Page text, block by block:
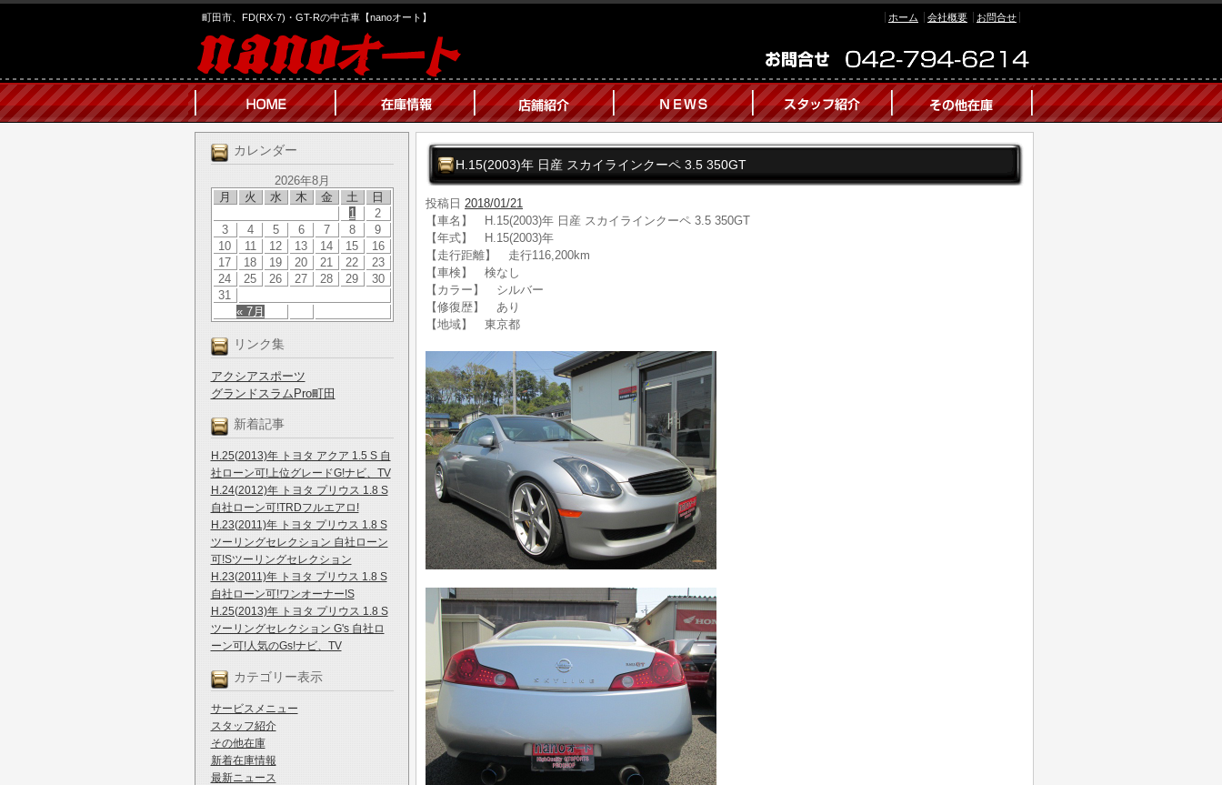
町田市、FD(RX-7)・GT-Rの中古車【nanoオート】 ホーム 会社概要 お問合せ
カレンダー
2026年8月
月
火 水 木 金 土 日
« 7月
1
2
3
4 5 6 7 8
9
10
11 12 13 14 15
16
17
18 19 20 21 22
23
24
25 26 27 28 29
30
31
リンク集
アクシアスポーツ
グランドスラムPro町田
新着記事
H.25(2013)年 トヨタ アクア 1.5 S 自
社ローン可!上位グレードG!ナビ、TV
H.24(2012)年 トヨタ プリウス 1.8 S
自社ローン可!TRDフルエアロ!
H.23(2011)年 トヨタ プリウス 1.8 S
ツーリングセレクション 自社ローン
可!Sツーリングセレクション
H.23(2011)年 トヨタ プリウス 1.8 S
自社ローン可!ワンオーナー!S
H.25(2013)年 トヨタ プリウス 1.8 S
ツーリングセレクション G's 自社ロ
ーン可!人気のGs!ナビ、TV
カテゴリー表示
サービスメニュー
スタッフ紹介
その他在庫
新着在庫情報
最新ニュース
H.15(2003)年 日産 スカイラインクーペ 3.5 350GT
投稿日 2018/01/21
【車名】 H.15(2003)年 日産 スカイラインクーペ 3.5 350GT
【年式】 H.15(2003)年
【走行距離】 走行116,200km
【車検】 検なし
【カラー】 シルバー
【修復歴】 あり
【地域】 東京都